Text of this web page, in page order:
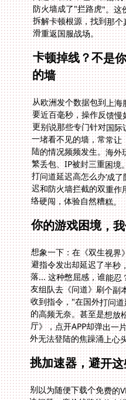
滑重返国服战场。
卡顿掉线？不是
的墙
从欧洲发个数据包到上
要近百毫秒，操作反馈
更别说那些专门针对国际
一堵看不见的墙，常常
陆的情况频频发生。海
繁丢包、IP被封三重困境
打问道延迟高怎么办’成
迟和防火墙拦截的双重
络硬闯，体验自然糟糕。
你的游戏困境，
想象一下：在《双生视界
避指令发出却延迟了半秒
落... 这种憋屈感，谁能忍
友组队去《问道》刷个副
收到指令，"在国外打问
的高频无奈。甚至是想放
厅》，点开APP却弹出一
外无法登陆的焦躁涌上心
挑加速器，避开
别以为随便下载个免费的
决问题。廉价线路往往人
时刻掉链子是常事；数据
隐藏的流量限制让你不敢
差异，比想象中大得多。